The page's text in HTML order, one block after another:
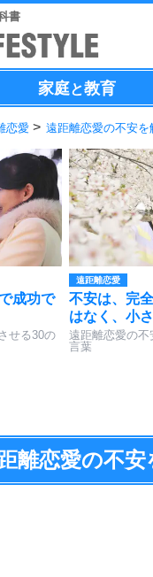
書
家庭と教育
恋愛 遠距離恋愛の不安
成功で
せる30の
遠距離恋愛
不安は、完
はなく、小
遠距離恋愛の
言葉
離恋愛の不